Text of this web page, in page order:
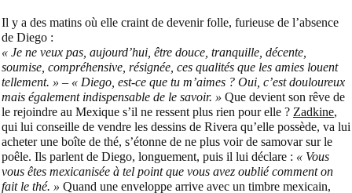
Il y a des matins où elle craint de devenir folle, furieuse de l’absence
de Diego :
« Je ne veux pas, aujourd’hui, être douce, tranquille, décente,
soumise, compréhensive, résignée, ces qualités que les amies louent
tellement. » – « Diego, est-ce que tu m’aimes ? Oui, c’est douloureux
mais également indispensable de le savoir. » Que devient son rêve de
le rejoindre au Mexique s’il ne ressent plus rien pour elle ? Zadkine,
qui lui conseille de vendre les dessins de Rivera qu’elle possède, va lui
acheter une boîte de thé, s’étonne de ne plus voir de samovar sur le
poêle. Ils parlent de Diego, longuement, puis il lui déclare : « Vous
vous êtes mexicanisée à tel point que vous avez oublié comment on
fait le thé. » Quand une enveloppe arrive avec un timbre mexicain,